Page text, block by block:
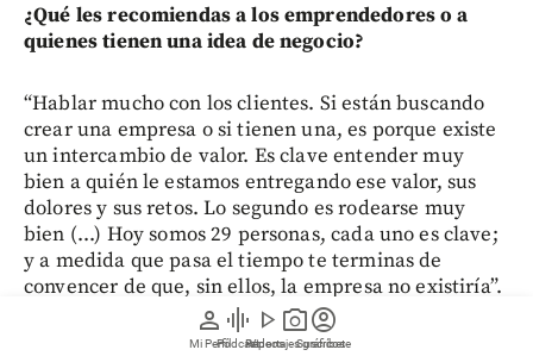
person
Mi Perfil
graphic_eq
Pódcast
play_arrow
Videos
photo_camera
Reportajes gráficos
account_circle
Suscríbete
¿Qué les recomiendas a los emprendedores o a
quienes tienen una idea de negocio?
“Hablar mucho con los clientes. Si están buscando
crear una empresa o si tienen una, es porque existe
un intercambio de valor. Es clave entender muy
bien a quién le estamos entregando ese valor, sus
dolores y sus retos. Lo segundo es rodearse muy
bien (...) Hoy somos 29 personas, cada uno es clave;
y a medida que pasa el tiempo te terminas de
convencer de que, sin ellos, la empresa no existiría”.
Le puede interesar: Matt Movilidad, el negocio